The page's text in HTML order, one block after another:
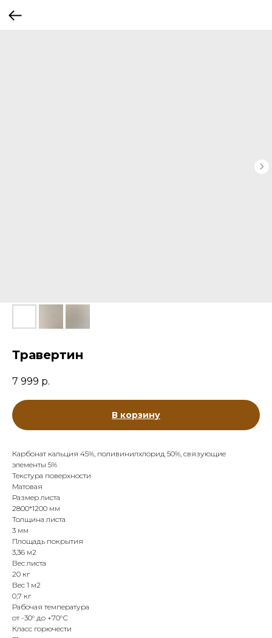
Травертин
7 999 р.
В корзину
Карбонат кальция 45%, поливинилхлорид 50%, связующие
элементы 5%
Текстура поверхности
Матовая
Размер листа
2800*1200 мм
Толщина листа
3 мм
Площадь покрытия
3,36 м2
Вес листа
20 кг
Вес 1 м2
0,7 кг
Рабочая температура
от -30° до +70°С
Класс горючести